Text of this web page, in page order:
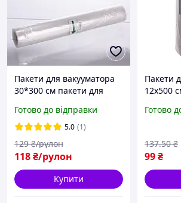
Пакети для вакууматора
30*300 см пакети для
рулоні
Готово до відправки
5.0 (1)
118₴/рулон
129 ₴/рулон
Купити
Пакети
12х500
Готово
99₴
137.50 ₴